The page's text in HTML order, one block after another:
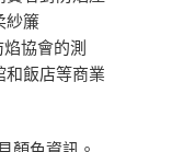
紗簾
協會的測
飯店等商業